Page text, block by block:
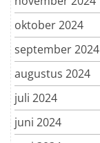
oktober 2024
september 2024
augustus 2024
juli 2024
juni 2024